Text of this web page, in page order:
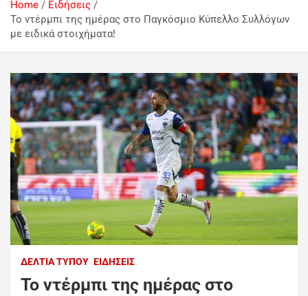
Home
Ειδήσεις
Το ντέρμπι της ημέρας στο Παγκόσμιο Κύπελλο Συλλόγων
με ειδικά στοιχήματα!
ΔΕΛΤΊΑ ΤΎΠΟΥ ΕΙΔΉΣΕΙΣ
Το ντέρμπι της ημέρας στο